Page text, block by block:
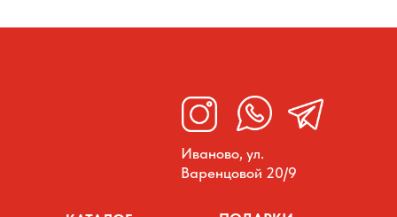
Иваново, ул.
Варенцовой 20/9